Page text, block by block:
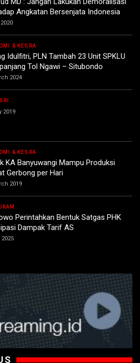
Angkatan Bersenjata Indonesia
& KESRA
Idulfitri, PLN Tambah 23 Unit SPKLU
Tol Ngawi – Situbondo
2024
2019
& KESRA
KA Banyuwangi Mampu Produksi
Gerbong per Hari
2019
Perintahkan Bentuk Satgas PHK
Dampak Tarif AS
2025